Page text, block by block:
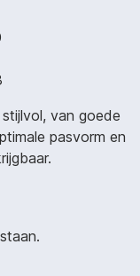
van goede
pasvorm en